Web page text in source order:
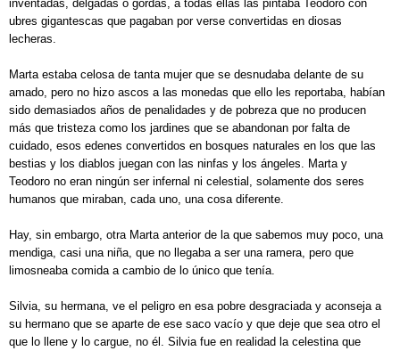
inventadas, delgadas o gordas, a todas ellas las pintaba Teodoro con
ubres gigantescas que pagaban por verse convertidas en diosas
lecheras.
Marta estaba celosa de tanta mujer que se desnudaba delante de su
amado, pero no hizo ascos a las monedas que ello les reportaba, habían
sido demasiados años de penalidades y de pobreza que no producen
más que tristeza como los jardines que se abandonan por falta de
cuidado, esos edenes convertidos en bosques naturales en los que las
bestias y los diablos juegan con las ninfas y los ángeles. Marta y
Teodoro no eran ningún ser infernal ni celestial, solamente dos seres
humanos que miraban, cada uno, una cosa diferente.
Hay, sin embargo, otra Marta anterior de la que sabemos muy poco, una
mendiga, casi una niña, que no llegaba a ser una ramera, pero que
limosneaba comida a cambio de lo único que tenía.
Silvia, su hermana, ve el peligro en esa pobre desgraciada y aconseja a
su hermano que se aparte de ese saco vacío y que deje que sea otro el
que lo llene y lo cargue, no él. Silvia fue en realidad la celestina que